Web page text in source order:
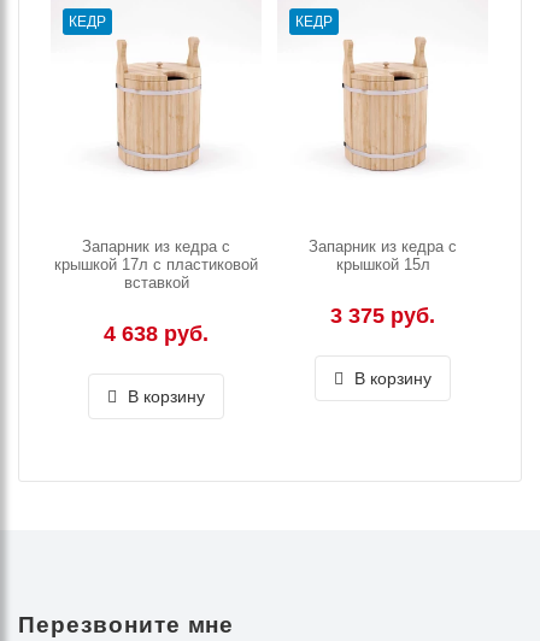
КЕДР
Запарник из кедра с
крышкой 17л с пластиковой
вставкой
4 638 руб.
В корзину
КЕДР
Запарник из кедра с
крышкой 15л
3 375 руб.
В корзину
Перезвоните мне